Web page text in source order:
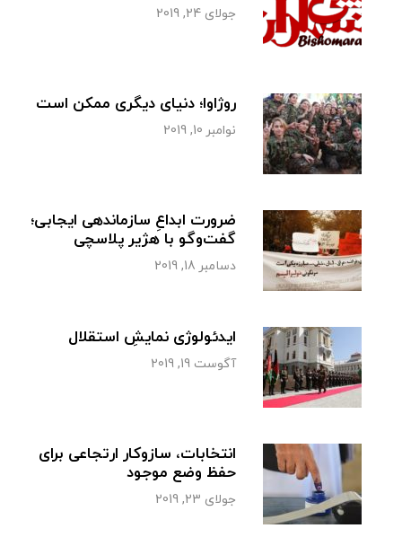
جولای 24, 2019
روژاوا؛ دنیای دیگری ممکن است
نوامبر 10, 2019
ضرورت ابداعِ سازماندهی ایجابی؛
گفت‌وگو با هژیر پلاسچی
دسامبر 18, 2019
ایدئولوژی نمایشِ استقلال
آگوست 19, 2019
انتخابات، سازوکار ارتجاعی برای
حفظ وضع موجود
جولای 23, 2019